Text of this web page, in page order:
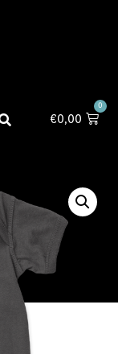
€0,00
0